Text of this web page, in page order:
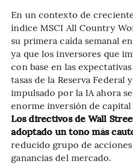
En un contexto de
índice MSCI All Country
su primera caída semanal
ya que los inversores que
con base en las
tasas de la Reserva Federal
impulsado por la IA ahora
enorme inversión de
Los directivos de Wall
adoptado un tono más
reducido grupo de
ganancias del mercado.